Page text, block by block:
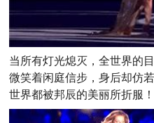
当所有灯光熄灭，全世界的
微笑着闲庭信步，身后却仿
世界都被邦辰的美丽所折服！